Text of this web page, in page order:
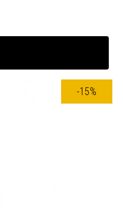
-15%